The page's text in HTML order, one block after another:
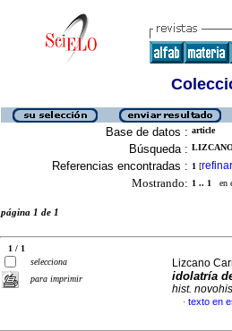
Base de datos : article
Búsqueda :
Referencias encontradas : 1 [refinar
Mostrando: 1 .. 1 en
página 1 de 1
1 / 1
selecciona
para imprimir
Lizcano
idolatría
hist.
· texto en